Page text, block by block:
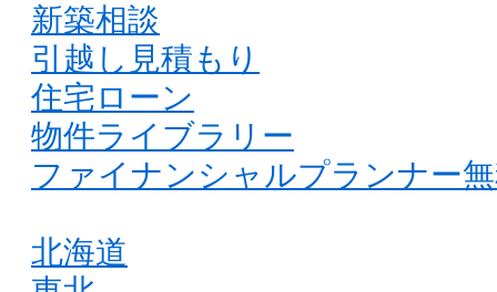
新築相談
引越し見積もり
住宅ローン
物件ライブラリー
ファイナンシャルプランナー
北海道